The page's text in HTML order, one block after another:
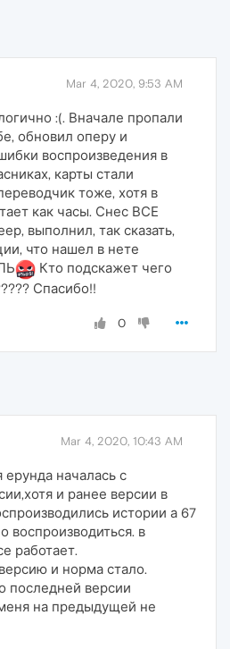
Mar 4, 2020, 9:53 AM
:(. Вначале пропали
обновил оперу и
воспроизведения в
карты стали
тоже, хотя в
как часы. Снес ВСЕ
выполнил, так сказать,
что нашел в нете
Кто подскажет чего
Спасибо!!
0
Mar 4, 2020, 10:43 AM
ерунда началась с
и ранее версии в
истории а 67
воспроизводиться. в
работает.
и норма стало.
последней версии
на предыдущей не